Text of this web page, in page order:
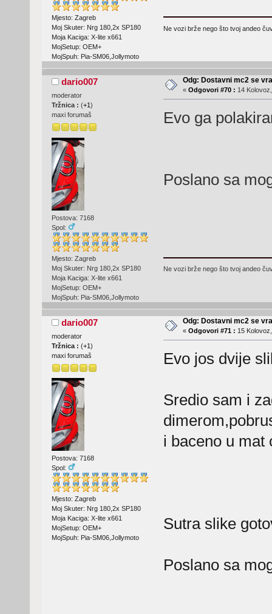
Mjesto: Zagreb
Moj Skuter: Nrg 180,2x SP180
Moja Kaciga: X-lite x661
MojSetup: OEM+
MojSpuh: Pia-SM06,Jollymoto
Ne vozi brže nego što tvoj andeo
dario007
moderator
Tržnica : (+1)
maxi forumaš
Postova: 7168
Spol:
Mjesto: Zagreb
Moj Skuter: Nrg 180,2x SP180
Moja Kaciga: X-lite x661
MojSetup: OEM+
MojSpuh: Pia-SM06,Jollymoto
Odg: Dostavni mc2 se
« Odgovori #70 : 14
Evo ga
Poslano sa
Ne vozi brže nego što tvoj andeo
dario007
moderator
Tržnica : (+1)
maxi forumaš
Postova: 7168
Spol:
Mjesto: Zagreb
Moj Skuter: Nrg 180,2x SP180
Moja Kaciga: X-lite x661
MojSetup: OEM+
MojSpuh: Pia-SM06,Jollymoto
Odg: Dostavni mc2 se
« Odgovori #71 : 15
Evo jos dvije
Sredio sam i
i baceno u mat
Sutra slike
Poslano sa